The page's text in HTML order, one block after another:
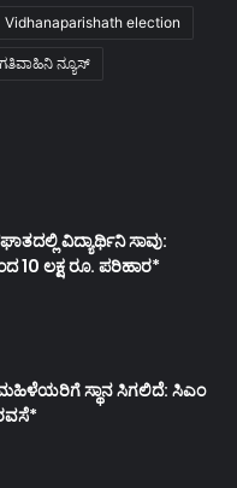
Vidhanaparishath election
ನ್ಯೂಸ್
ವಿದ್ಯಾರ್ಥಿನಿ ಸಾವು:
10 ಲಕ್ಷ ರೂ. ಪರಿಹಾರ*
ಸ್ಥಾನ ಸಿಗಲಿದೆ: ಸಿಎಂ